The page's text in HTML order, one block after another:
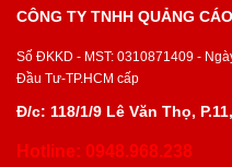
CÔNG TY TNHH QUẢNG
Số ĐKKD - MST: 0310871409 -
Đầu Tư-TP.HCM cấp
Đ/c: 118/1/9 Lê Văn Thọ,
Hotline: 0948.968.238